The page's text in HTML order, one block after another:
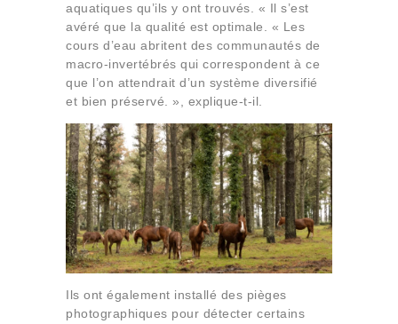
aquatiques qu’ils y ont trouvés. « Il s’est
avéré que la qualité est optimale. « Les
cours d’eau abritent des communautés de
macro-invertébrés qui correspondent à ce
que l’on attendrait d’un système diversifié
et bien préservé. », explique-t-il.
Ils ont également installé des pièges
photographiques pour détecter certains